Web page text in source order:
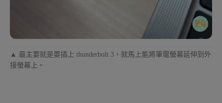
▲ 最主要就是要插上 thunderbolt 3，就馬上能將筆電螢幕延伸到外
接螢幕上。